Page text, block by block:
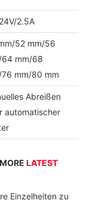
2.5A
52 mm/56
64 mm/68
76 mm/80 mm
Abreißen
automatischer
LATEST